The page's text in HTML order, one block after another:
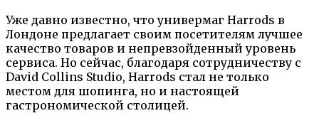
Уже давно известно, что универмаг Harrods в
Лондоне предлагает своим посетителям лучшее
качество товаров и непревзойденный уровень
сервиса. Но сейчас, благодаря сотрудничеству с
David Collins Studio, Harrods стал не только
местом для шопинга, но и настоящей
гастрономической столицей.